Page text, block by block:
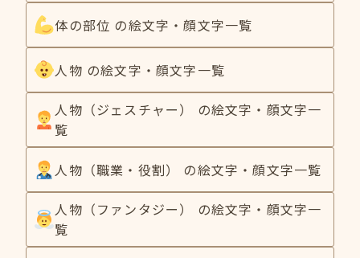
体の部位 の絵文字・顔文字一覧
人物 の絵文字・顔文字一覧
人物（ジェスチャー） の絵文字・顔文字一
覧
人物（職業・役割） の絵文字・顔文字一覧
人物（ファンタジー） の絵文字・顔文字一
覧